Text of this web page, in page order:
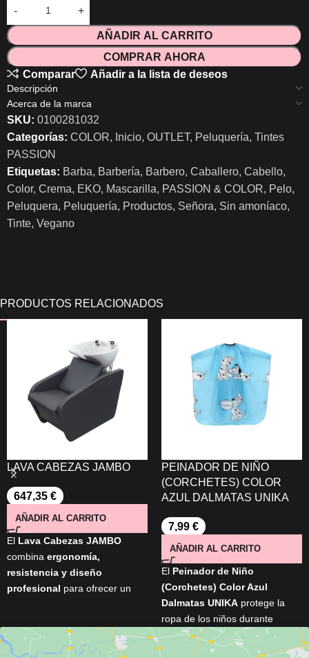
AÑADIR AL CARRITO
COMPRAR AHORA
Comparar
Añadir a la lista de deseos
Descripción
Acerca de la marca
SKU: 0100281032
Categorías: COLOR, Inicio, OUTLET, Peluquería, Tintes
PASSION
Etiquetas: Barba, Barbería, Barbero, Caballero, Cabello,
Color, Crema, EKO, Mascarilla, PASSION & COLOR, Pelo,
Peluquera, Peluquería, Productos, Señora, Sin amoníaco,
Tinte, Vegano
LAVA CABEZAS JAMBO
647,35 €
AÑADIR AL CARRITO
El Lava Cabezas JAMBO
combina ergonomía,
resistencia y diseño
profesional para ofrecer un
porcelana profunda basculante
y encimera de aluminio,
PEINADOR DE NIÑO
(CORCHETES) COLOR
AZUL DALMATAS UNIKA
7,99 €
AÑADIR AL CARRITO
El Peinador de Niño
(Corchetes) Color Azul
Dalmatas UNIKA protege la
ropa de los niños durante
cortes de pelo y otros servicios
de peluquería. Fabricado con